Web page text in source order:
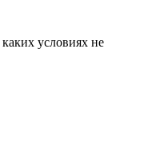
условиях не